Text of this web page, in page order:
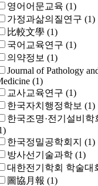
영어어문교육 (1)
가정과삶의질연구 (1)
比較文學 (1)
국어교육연구 (1)
의약정보 (1)
Journal of Pathology
(1)
교사교육연구 (1)
한국자치행정학보 (1)
한국조명·전기설비
한국정밀공학회지 (1)
방사선기술과학 (1)
대한전기학회 학술대
圖協月報 (1)